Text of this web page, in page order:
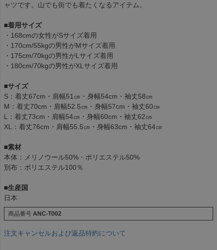
ャツです。山でも街でも着たくなるアイテム。
■着用サイズ
・168cmの女性がSサイズ着用
・170cm/55kgの男性がMサイズ着用
・175cm/70kgの男性がLサイズ着用
・180cm/70kgの男性がXLサイズ着用
■サイズ
S：着丈67cm・肩幅51㎝・身幅54cm・袖丈58㎝
M：着丈70cm・肩幅52.5㎝・身幅57cm・袖丈60㎝
L：着丈73cm・肩幅54㎝・身幅60cm・袖丈62㎝
XL：着丈76cm・肩幅55.5㎝・身幅63cm・袖丈64㎝
■素材
本体：メリノウール50%・ポリエステル50%
別布：ポリエステル100％
■生産国
日本
商品番号 ANC-T002
注文キャンセルおよび返品特約について